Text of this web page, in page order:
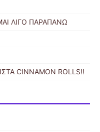
ΛΙΓΟ ΠΑΡΑΠΑΝΩ
CINNAMON ROLLS!!